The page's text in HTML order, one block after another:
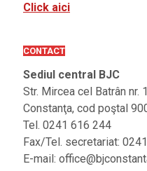
Click aici
CONTACT
Sediul central BJC
Str. Mircea cel Batrân nr.
Constanţa, cod poştal
Tel. 0241 616 244
Fax/Tel. secretariat:
E-mail: